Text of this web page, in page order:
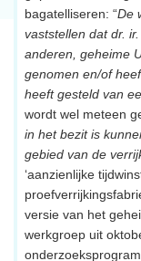
bagatelliseren: “De
vaststellen dat dr.
anderen, geheime
genomen en/of
heeft gesteld van
wordt wel meteen
in het bezit is
gebied van de
‘aanzienlijke
versie van het
werkgroep uit